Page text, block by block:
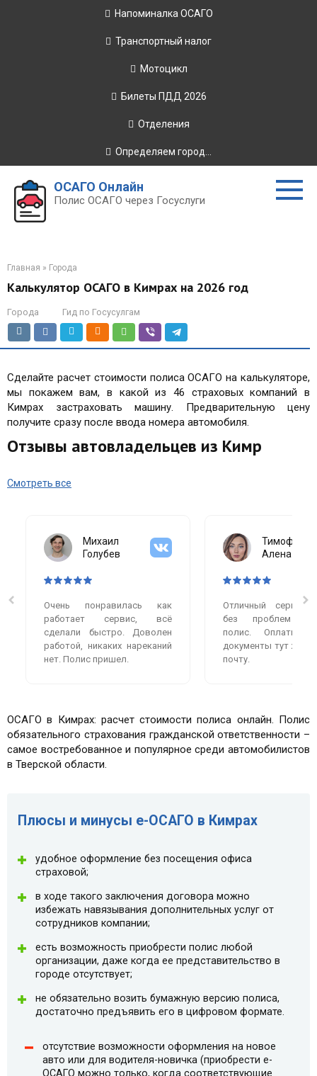
Напоминалка ОСАГО
Транспортный налог
Мотоцикл
Билеты ПДД 2026
Отделения
Определяем город...
ОСАГО Онлайн
Полис ОСАГО через Госуслуги
Главная » Города
Калькулятор ОСАГО в Кимрах на 2026 год
Города Гид по Госусулгам
Сделайте расчет стоимости полиса ОСАГО на калькуляторе,
мы покажем вам, в какой из 46 страховых компаний в
Кимрах застраховать машину. Предварительную цену
получите сразу после ввода номера автомобиля.
Отзывы автовладельцев из Кимр
Смотреть все
Михаил
Голубев
Очень понравилась как
работает сервис, всё
сделали быстро. Доволен
работой, никаких нареканий
нет. Полис пришел.
Тимофеева
Алена
Отличный сервис.
без проблем
полис.
документы тут же
почту.
ОСАГО в Кимрах: расчет стоимости полиса онлайн. Полис
обязательного страхования гражданской ответственности –
самое востребованное и популярное среди автомобилистов
в Тверской области.
Плюсы и минусы e-ОСАГО в Кимрах
удобное оформление без посещения офиса
страховой;
в ходе такого заключения договора можно
избежать навязывания дополнительных услуг от
сотрудников компании;
есть возможность приобрести полис любой
организации, даже когда ее представительство в
городе отсутствует;
не обязательно возить бумажную версию полиса,
достаточно предъявить его в цифровом формате.
отсутствие возможности оформления на новое
авто или для водителя-новичка (приобрести e-
ОСАГО можно только, когда соответствующие